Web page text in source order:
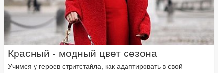
Красный - модный цвет сезона
Учимся у героев стритстайла, как адаптировать в свой